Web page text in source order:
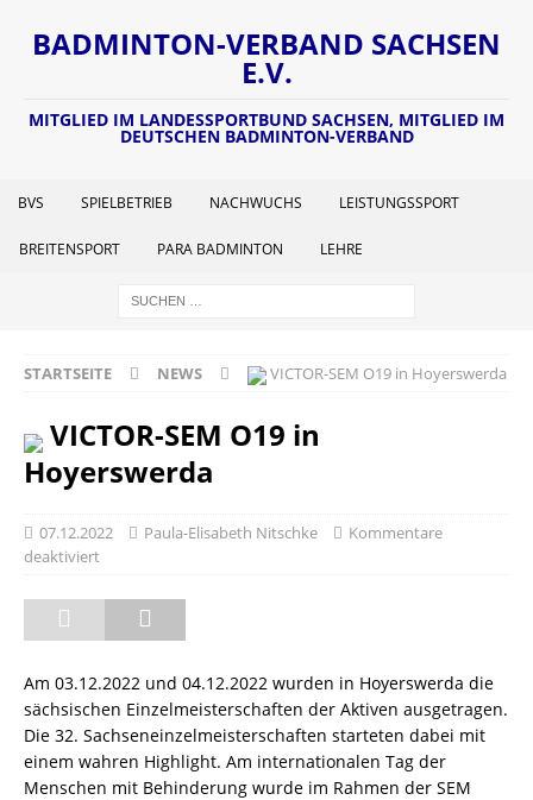
BADMINTON-VERBAND SACHSEN
E.V.
MITGLIED IM LANDESSPORTBUND SACHSEN, MITGLIED IM
DEUTSCHEN BADMINTON-VERBAND
BVS SPIELBETRIEB NACHWUCHS LEISTUNGSSPORT
BREITENSPORT PARA BADMINTON LEHRE
STARTSEITE NEWS VICTOR-SEM O19 in Hoyerswerda
VICTOR-SEM O19 in
Hoyerswerda
07.12.2022 Paula-Elisabeth Nitschke
Kommentare
deaktiviert
Am 03.12.2022 und 04.12.2022 wurden in Hoyerswerda die
sächsischen Einzelmeisterschaften der Aktiven ausgetragen.
Die 32. Sachseneinzelmeisterschaften starteten dabei mit
einem wahren Highlight. Am internationalen Tag der
Menschen mit Behinderung wurde im Rahmen der SEM